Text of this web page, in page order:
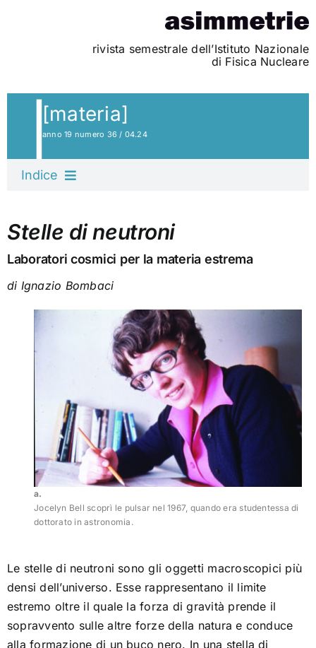
rivista semestrale dell’Istituto Nazionale
di Fisica Nucleare
[materia]
anno 19 numero 36 / 04.24
Indice
Per fare l’albero…
Elementari, Watson!
[as] lo scambio
Scontri creativi
More quarks for Muster Mark!
Sic transit materia mundi
Le stelle in una stanza
Uguali e contrari
Stelle di neutroni
Laboratori cosmici per la materia estrema
di Ignazio Bombaci
a.
Jocelyn Bell scoprì le pulsar nel 1967, quando era studentessa di
dottorato in astronomia.
Le stelle di neutroni sono gli oggetti macroscopici più
densi dell’universo. Esse rappresentano il limite
estremo oltre il quale la forza di gravità prende il
sopravvento sulle altre forze della natura e conduce
alla formazione di un buco nero. In una stella di